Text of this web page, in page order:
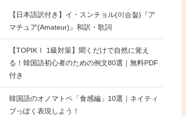
【日本語訳付き】イ・スンチョル(이승철)『ア
マチュア(Amateur)』和訳・歌詞
【TOPIKⅠ 1級対策】聞くだけで自然に覚え
る！韓国語初心者のための例文80選｜無料PDF
付き
韓国語のオノマトペ「食感編」10選｜ネイティ
ブっぽく表現しよう！